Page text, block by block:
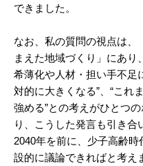
できました。
なお、私の質問の視点は、
まえた地域づくり」にあり
希薄化や人材・担い手不足
対的に大きくなる”、“これ
強める”との考えがひとつ
り、こうした発言も引き合
2040年を前に、少子高齢
設的に議論できればと考え